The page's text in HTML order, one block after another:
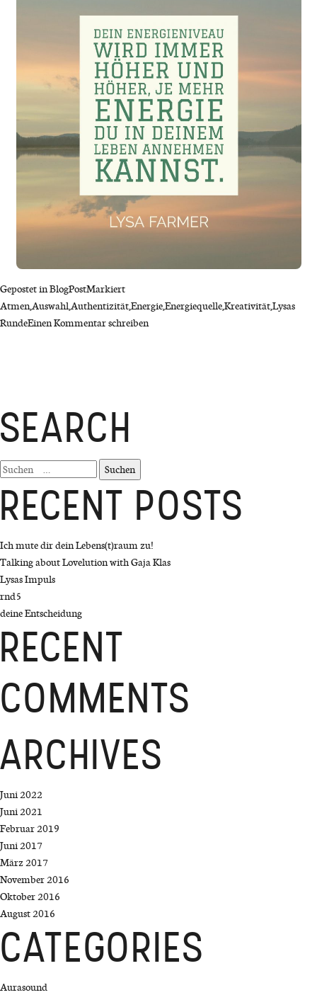
Gepostet inBlogPostMarkiert
Atmen,Auswahl,Authentizität,Energie,Energiequelle,Kreativität,Lysas
RundeEinen Kommentar schreibenon
SEARCH
Suchen
RECENT POSTS
Ich mute dir dein Lebens(t)raum zu!
Talking about Lovelution with Gaja Klas
Lysas Impuls
rnd5
deine Entscheidung
RECENT
COMMENTS
ARCHIVES
Juni 2022
Juni 2021
Februar 2019
Juni 2017
März 2017
November 2016
Oktober 2016
August 2016
CATEGORIES
Aurasound